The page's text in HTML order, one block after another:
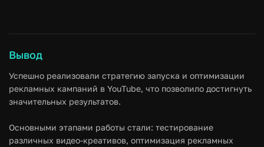
Вывод
Успешно реализовали стратегию запуска и оптимизации
рекламных кампаний в YouTube, что позволило достигнуть
значительных результатов.
Основными этапами работы стали: тестирование
различных видео-креативов, оптимизация рекламных